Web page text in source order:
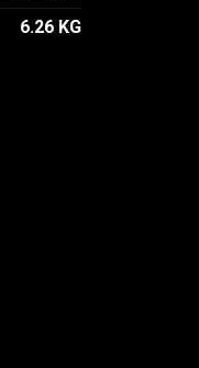
6.26 KG